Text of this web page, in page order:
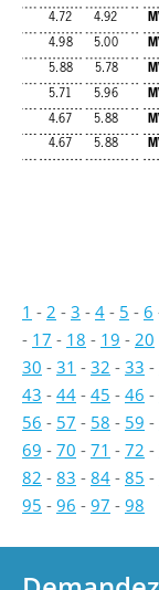
4.72
4.92
4.98
5.00
5.88
5.78
5.71
5.96
4.67
5.88
4.67
5.88
1 - 2 - 3 - 4 - 5 - 6
- 17 - 18 - 19 - 20
30 - 31 - 32 - 33 -
43 - 44 - 45 - 46 -
56 - 57 - 58 - 59 -
69 - 70 - 71 - 72 -
82 - 83 - 84 - 85 -
95 - 96 - 97 - 98